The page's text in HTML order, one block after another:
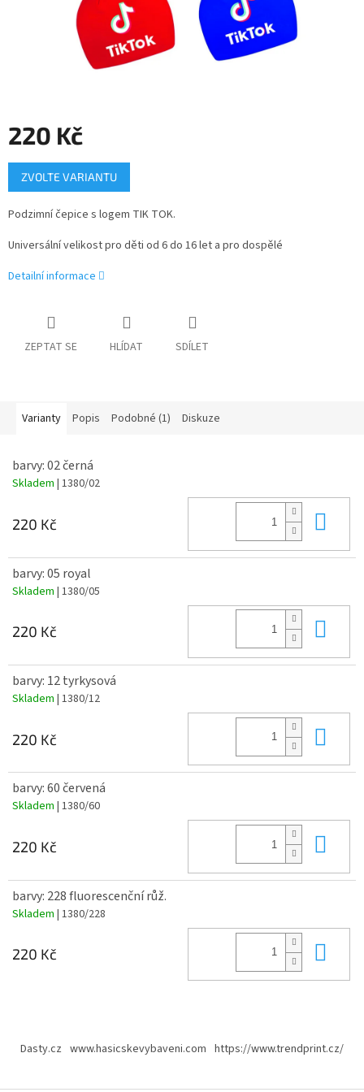
220 Kč
Měrná
cena:
ZVOLTE VARIANTU
Podzimní čepice s logem TIK TOK.
Universální velikost pro děti od 6 do 16 let a pro dospělé
Detailní informace
ZEPTAT SE HLÍDAT SDÍLET
Varianty Popis Podobné (1) Diskuze
barvy: 02 černá
Skladem | 1380/02
220 Kč
barvy: 05 royal
Skladem | 1380/05
220 Kč
barvy: 12 tyrkysová
Skladem | 1380/12
220 Kč
barvy: 60 červená
Skladem | 1380/60
220 Kč
barvy: 228 fluorescenční růž.
Skladem | 1380/228
220 Kč
Dasty.cz www.hasicskevybaveni.com https://www.trendprint.cz/